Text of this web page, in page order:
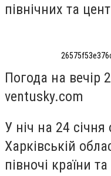
північних та
Погода на вечір
ventusky.com
У ніч на 24 січня
Харківській
півночі країни